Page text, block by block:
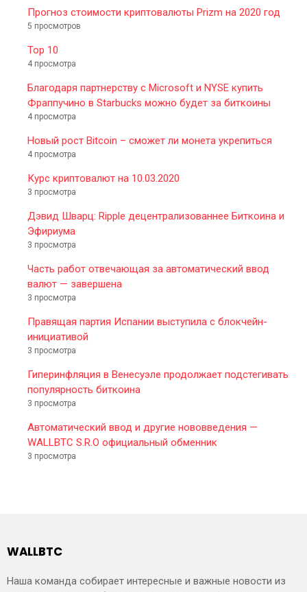
Прогноз стоимости криптовалюты Prizm на 2020 год
5 просмотров
Top 10
4 просмотра
Благодаря партнерству с Microsoft и NYSE купить
Фраппучино в Starbucks можно будет за биткоины
4 просмотра
Новый рост Bitcoin – сможет ли монета укрепиться
4 просмотра
Курс криптовалют на 10.03.2020
3 просмотра
Дэвид Шварц: Ripple децентрализованнее Биткоина и
Эфириума
3 просмотра
Часть работ отвечающая за автоматический ввод
валют — завершена
3 просмотра
Правящая партия Испании выступила с блокчейн-
инициативой
3 просмотра
Гиперинфляция в Венесуэле продолжает подстегивать
популярность биткоина
3 просмотра
Автоматический ввод и другие нововведения —
WALLBTC S.R.O официальный обменник
3 просмотра
WALLBTC
Наша команда собирает интересные и важные новости из